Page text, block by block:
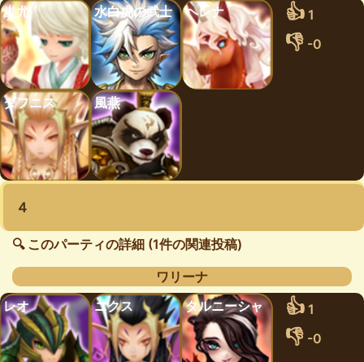
蚩尤
水白虎の武士 ヘレナ 👍 1
👎 -0
ダフニス 風燕
４
🔍 このパーティの詳細 (1件の関連投稿)
ワリーナ
レオ
ニクス タルニーシャ 👍 1
👎 -0